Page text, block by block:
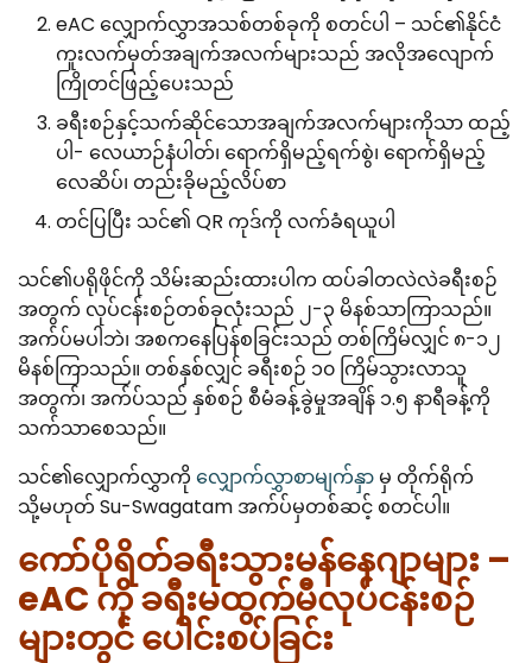
eAC လျှောက်လွှာအသစ်တစ်ခုကို စတင်ပါ – သင်၏နိုင်ငံ
ကူးလက်မှတ်အချက်အလက်များသည် အလိုအလျောက်
ကြိုတင်ဖြည့်ပေးသည်
ခရီးစဉ်နှင့်သက်ဆိုင်သောအချက်အလက်များကိုသာ ထည့်
ပါ- လေယာဉ်နံပါတ်၊ ရောက်ရှိမည့်ရက်စွဲ၊ ရောက်ရှိမည့်
လေဆိပ်၊ တည်းခိုမည့်လိပ်စာ
တင်ပြပြီး သင်၏ QR ကုဒ်ကို လက်ခံရယူပါ
သင်၏ပရိုဖိုင်ကို သိမ်းဆည်းထားပါက ထပ်ခါတလဲလဲခရီးစဉ်
အတွက် လုပ်ငန်းစဉ်တစ်ခုလုံးသည် ၂-၃ မိနစ်သာကြာသည်။
အက်ပ်မပါဘဲ၊ အစကနေပြန်စခြင်းသည် တစ်ကြိမ်လျှင် ၈-၁၂
မိနစ်ကြာသည်။ တစ်နှစ်လျှင် ခရီးစဉ် ၁၀ ကြိမ်သွားလာသူ
အတွက်၊ အက်ပ်သည် နှစ်စဉ် စီမံခန့်ခွဲမှုအချိန် ၁.၅ နာရီခန့်ကို
သက်သာစေသည်။
သင်၏လျှောက်လွှာကို လျှောက်လွှာစာမျက်နှာ မှ တိုက်ရိုက်
သို့မဟုတ် Su-Swagatam အက်ပ်မှတစ်ဆင့် စတင်ပါ။
ကော်ပိုရိတ်ခရီးသွားမန်နေဂျာများ –
eAC ကို ခရီးမထွက်မီလုပ်ငန်းစဉ်
များတွင် ပေါင်းစပ်ခြင်း